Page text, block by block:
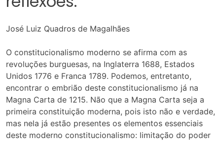
José Luiz Quadros de Magalhães
O constitucionalismo moderno se afirma com as
revoluções burguesas, na Inglaterra 1688, Estados
Unidos 1776 e Franca 1789. Podemos, entretanto,
encontrar o embrião deste constitucionalismo já na
Magna Carta de 1215. Não que a Magna Carta seja a
primeira constituição moderna, pois isto não e verdade,
mas nela já estão presentes os elementos essenciais
deste moderno constitucionalismo: limitação do poder